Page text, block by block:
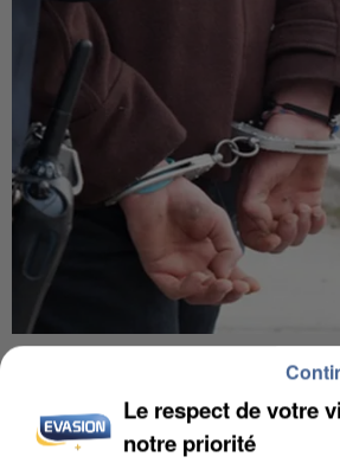
L’UN DES FONDATEURS
MAFIA INTERPELLÉ EN
Le respect de votre
notre priorité